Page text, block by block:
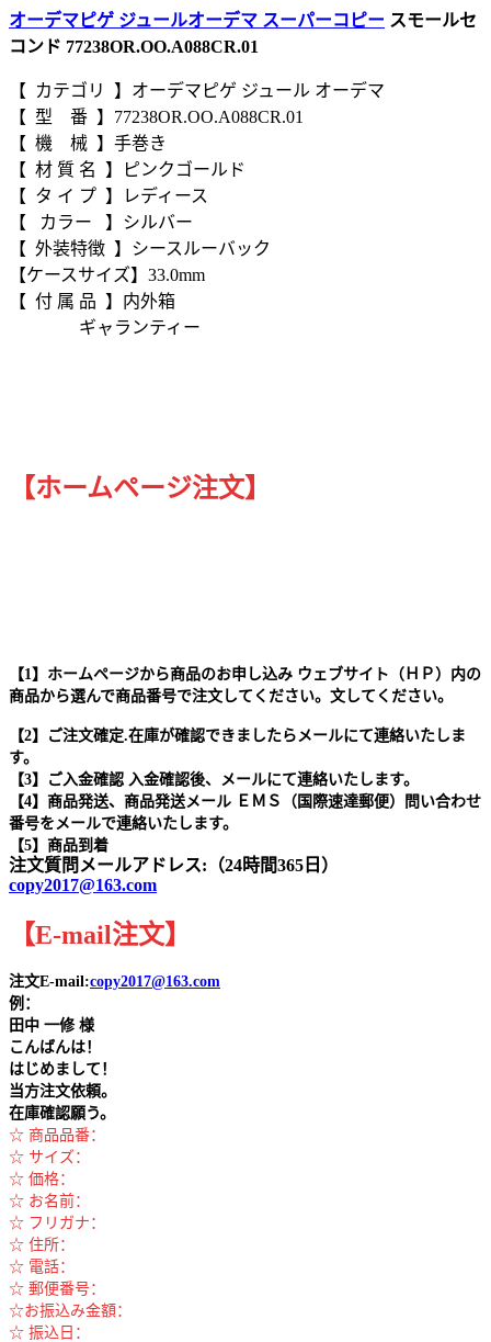
オーデマピゲ ジュールオーデマ スーパーコピー スモールセ
コンド 77238OR.OO.A088CR.01
【 カテゴリ 】オーデマピゲ ジュール オーデマ
【 型 番 】77238OR.OO.A088CR.01
【 機 械 】手巻き
【 材 質 名 】ピンクゴールド
【 タ イ プ 】レディース
【 カラー 】シルバー
【 外装特徴 】シースルーバック
【ケースサイズ】33.0mm
【 付 属 品 】内外箱
ギャランティー
【ホームページ注文】
【1】ホームページから商品のお申し込み ウェブサイト（ＨＰ）内の
商品から選んで商品番号で注文してください。文してください。
【2】ご注文確定.在庫が確認できましたらメールにて連絡いたしま
す。
【3】ご入金確認 入金確認後、メールにて連絡いたします。
【4】商品発送、商品発送メール ＥＭＳ（国際速達郵便）問い合わせ
番号をメールで連絡いたします。
【5】商品到着
注文質問メールアドレス:（24時間365日）
copy2017@163.com
【E-mail注文】
注文E-mail:copy2017@163.com
例：
田中 一修 様
こんばんは！
はじめまして！
当方注文依頼。
在庫確認願う。
☆ 商品品番：
☆ サイズ：
☆ 価格：
☆ お名前：
☆ フリガナ：
☆ 住所：
☆ 電話：
☆ 郵便番号：
☆お振込み金額：
☆ 振込日：